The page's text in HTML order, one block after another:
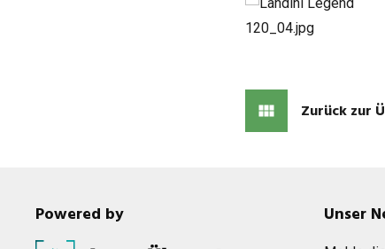
Zurück zur
Powered by Unser